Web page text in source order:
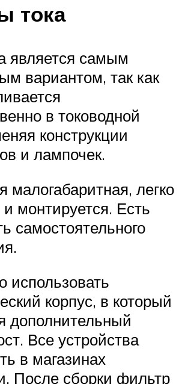
тока
является самым
вариантом, так как
в тоководной
конструкции
и лампочек.
малогабаритная, легко
монтируется. Есть
самостоятельного
использовать
корпус, в который
дополнительный
Все устройства
в магазинах
После сборки фильтр